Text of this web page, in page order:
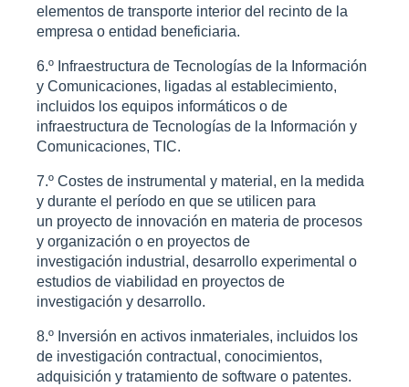
elementos de transporte interior del recinto de la
empresa o entidad beneficiaria.
6.º Infraestructura de Tecnologías de la Información
y Comunicaciones, ligadas al establecimiento,
incluidos los equipos informáticos o de
infraestructura de Tecnologías de la Información y
Comunicaciones, TIC.
7.º Costes de instrumental y material, en la medida
y durante el período en que se utilicen para
un proyecto de innovación en materia de procesos
y organización o en proyectos de
investigación industrial, desarrollo experimental o
estudios de viabilidad en proyectos de
investigación y desarrollo.
8.º Inversión en activos inmateriales, incluidos los
de investigación contractual, conocimientos,
adquisición y tratamiento de software o patentes.